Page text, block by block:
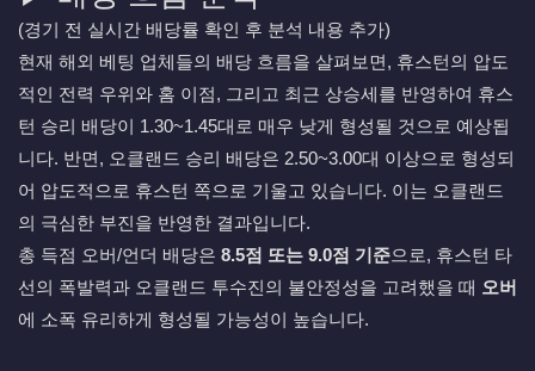
(경기 전 실시간 배당률 확인 후 분석 내용 추가)
현재 해외 베팅 업체들의 배당 흐름을 살펴보면, 휴스턴의 압도
적인 전력 우위와 홈 이점, 그리고 최근 상승세를 반영하여 휴스
턴 승리 배당이 1.30~1.45대로 매우 낮게 형성될 것으로 예상됩
니다. 반면, 오클랜드 승리 배당은 2.50~3.00대 이상으로 형성되
어 압도적으로 휴스턴 쪽으로 기울고 있습니다. 이는 오클랜드
의 극심한 부진을 반영한 결과입니다.
총 득점 오버/언더 배당은 8.5점 또는 9.0점 기준으로, 휴스턴 타
선의 폭발력과 오클랜드 투수진의 불안정성을 고려했을 때 오버
에 소폭 유리하게 형성될 가능성이 높습니다.